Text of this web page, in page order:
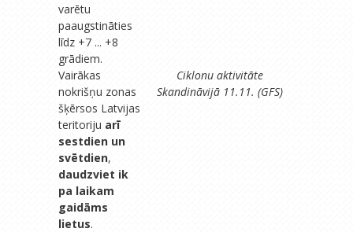
varētu
paaugstināties
līdz +7 ... +8
grādiem.
Vairākas
nokrišņu zonas
šķērsos Latvijas
teritoriju arī
sestdien un
svētdien,
daudzviet ik
pa laikam
gaidāms
lietus.
Ciklonu aktivitāte
Skandināvijā 11.11. (GFS)